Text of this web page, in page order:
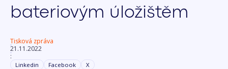
bateriovým úložištěm
Tisková zpráva
21.11.2022
:
Linkedin Facebook X